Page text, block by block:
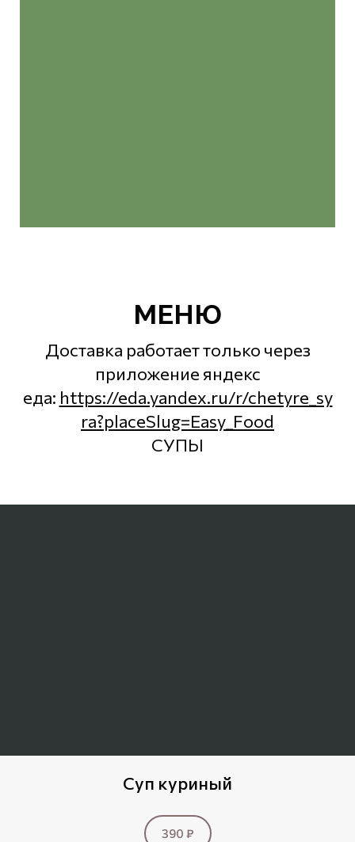
МЕНЮ
Доставка работает только через
приложение яндекс
еда: https://eda.yandex.ru/r/chetyre_sy
ra?placeSlug=Easy_Food
СУПЫ
Суп куриный
390 ₽